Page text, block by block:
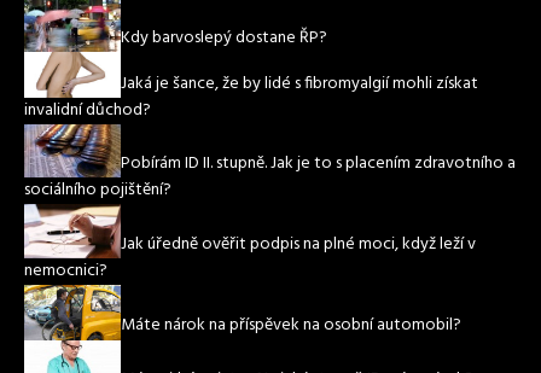
Kdy barvoslepý dostane ŘP?
Jaká je šance, že by lidé s fibromyalgií mohli získat
invalidní důchod?
Pobírám ID II. stupně. Jak je to s placením zdravotního a
sociálního pojištění?
Jak úředně ověřit podpis na plné moci, když leží v
nemocnici?
Máte nárok na příspěvek na osobní automobil?